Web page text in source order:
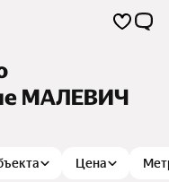
МАЛЕВИЧ
Цена